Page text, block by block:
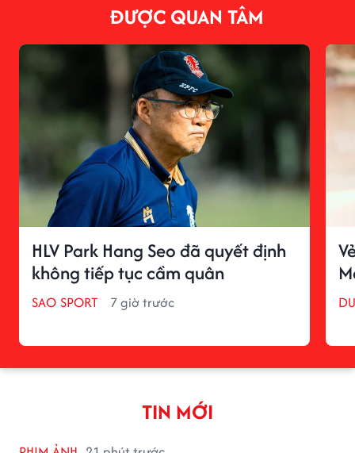
ĐƯỢC QUAN TÂM
HLV Park Hang Seo đã quyết định
không tiếp tục cầm quân
SAO SPORT 7 giờ trước
TIN MỚI